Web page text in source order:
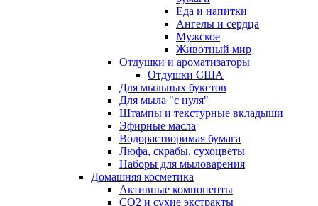
Еда и напитки
Ангелы и сердца
Мужское
Животный мир
Отдушки и ароматизаторы
Отдушки США
Для мыльных букетов
Для мыла "с нуля"
Штампы и текстурные вкладыши
Эфирные масла
Водорастворимая бумага
Люфа, скрабы, сухоцветы
Наборы для мыловарения
Домашняя косметика
Активные компоненты
СО2 и сухие экстракты